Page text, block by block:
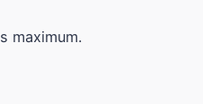
maximum.